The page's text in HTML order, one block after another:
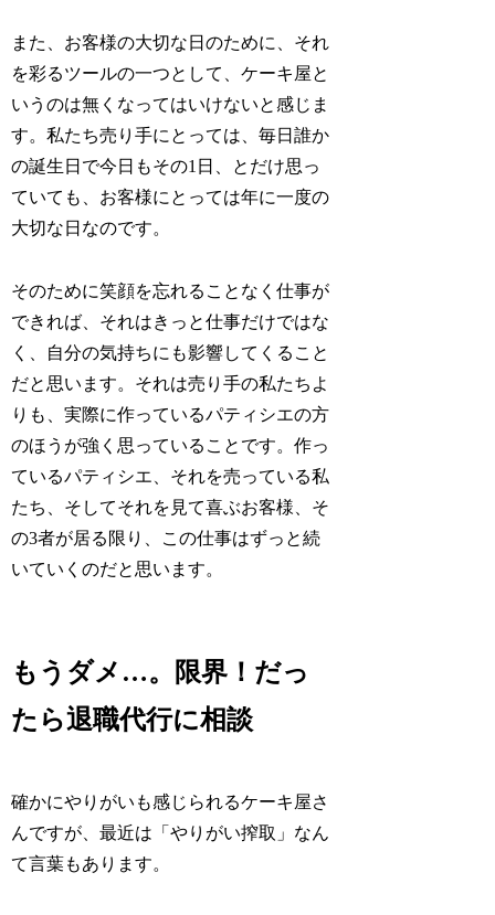
また、お客様の大切な日のために、それ
を彩るツールの一つとして、ケーキ屋と
いうのは無くなってはいけないと感じま
す。私たち売り手にとっては、毎日誰か
の誕生日で今日もその1日、とだけ思っ
ていても、お客様にとっては年に一度の
大切な日なのです。
そのために笑顔を忘れることなく仕事が
できれば、それはきっと仕事だけではな
く、自分の気持ちにも影響してくること
だと思います。それは売り手の私たちよ
りも、実際に作っているパティシエの方
のほうが強く思っていることです。作っ
ているパティシエ、それを売っている私
たち、そしてそれを見て喜ぶお客様、そ
の3者が居る限り、この仕事はずっと続
いていくのだと思います。
もうダメ…。限界！だっ
たら退職代行に相談
確かにやりがいも感じられるケーキ屋さ
んですが、最近は「やりがい搾取」なん
て言葉もあります。